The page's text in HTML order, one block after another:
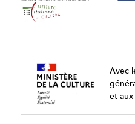
Avec
et